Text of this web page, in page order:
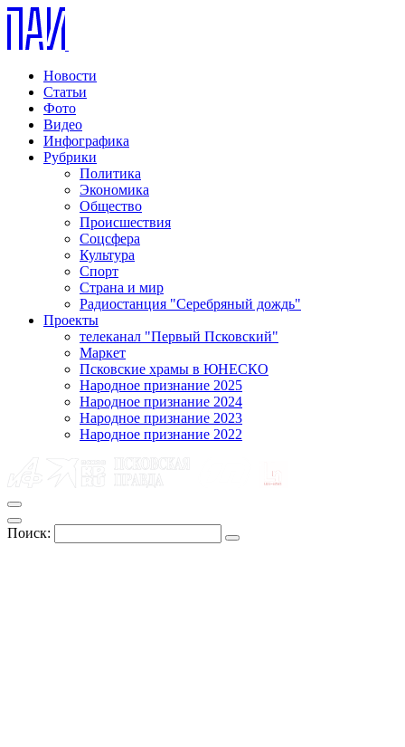
Новости
Статьи
Фото
Видео
Инфографика
Рубрики
Политика
Экономика
Общество
Происшествия
Соцсфера
Культура
Спорт
Страна и мир
Радиостанция "Серебряный дождь"
Проекты
телеканал "Первый Псковский"
Маркет
Псковские храмы в ЮНЕСКО
Народное признание 2025
Народное признание 2024
Народное признание 2023
Народное признание 2022
Поиск: